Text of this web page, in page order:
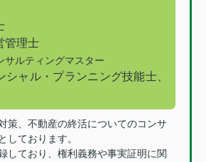
管理士
ルティングマスター
シャル・プランニング技能士、
策、不動産の終活についてのコンサ
しております。
しており、権利義務や事実証明に関